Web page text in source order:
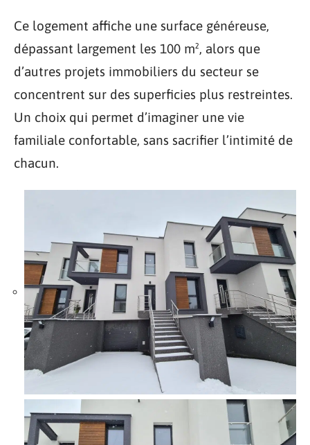
Ce logement affiche une surface généreuse,
dépassant largement les 100 m², alors que
d’autres projets immobiliers du secteur se
concentrent sur des superficies plus restreintes.
Un choix qui permet d’imaginer une vie
familiale confortable, sans sacrifier l’intimité de
chacun.